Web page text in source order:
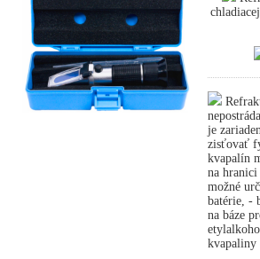
je
zisťovať
kvapalín
na
možné
batérie, -
na báze
kvapaliny